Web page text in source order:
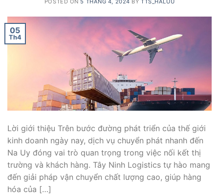
05
Th4
Lời giới thiệu Trên bước đường phát triển của thế giới
kinh doanh ngày nay, dịch vụ chuyển phát nhanh đến
Na Uy đóng vai trò quan trọng trong việc nối kết thị
trường và khách hàng. Tây Ninh Logistics tự hào mang
đến giải pháp vận chuyển chất lượng cao, giúp hàng
hóa của […]